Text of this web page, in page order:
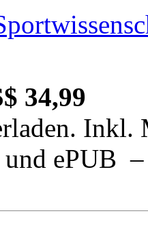
34,99
Inkl.
und ePUB